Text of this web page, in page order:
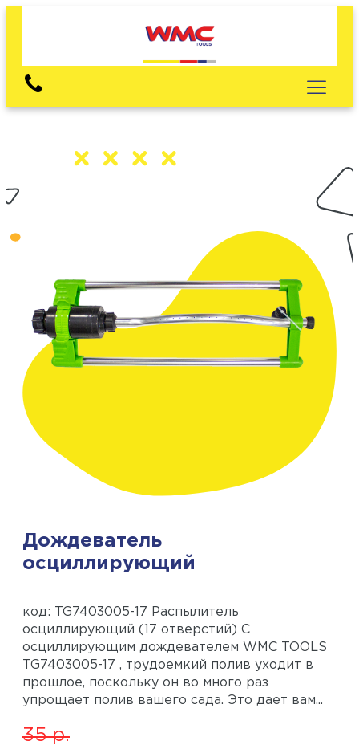
Дождеватель
осциллирующий
код: TG7403005-17 Распылитель
осциллирующий (17 отверстий) С
осциллирующим дождевателем WMC TOOLS
TG7403005-17 , трудоемкий полив уходит в
прошлое, поскольку он во много раз
упрощает полив вашего сада. Это дает вам...
35р.